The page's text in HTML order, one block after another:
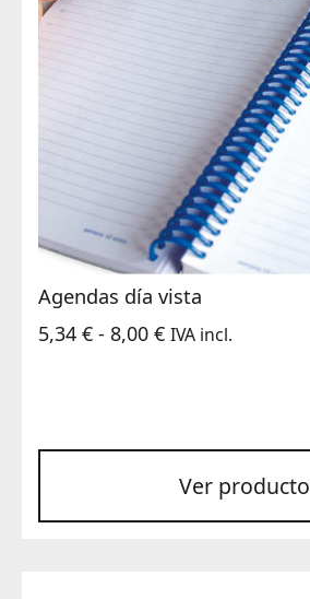
Agendas día vista
5,34 € - 8,00 €Rango
hasta
8,00 €
IVA incl.
Ver producto